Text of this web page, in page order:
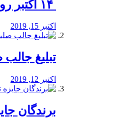
اکتبر 15, 2019
تبلیغ
اکتبر 12, 2019
برندگان